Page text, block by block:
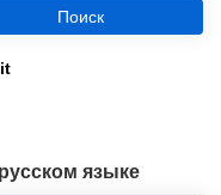
Поиск
языке